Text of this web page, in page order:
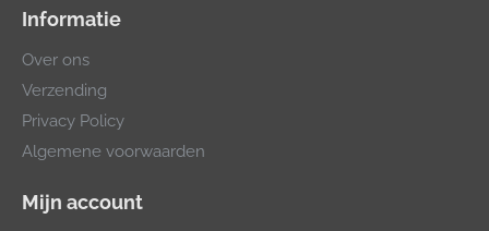
Informatie
Over ons
Verzending
Privacy Policy
Algemene voorwaarden
Mijn account